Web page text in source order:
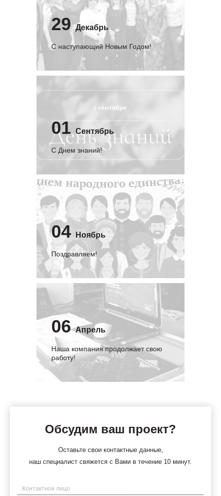
29 Декабрь
С наступающий Новым Годом!
01 Сентябрь
C Днем знаний!
04 Ноябрь
Поздравляем!
06 Апрель
Наша компания продолжает свою
работу!
Обсудим ваш проект?
Оставьте свои контактные данные,
наш специалист свяжется с Вами в течение 10 минут.
Имя